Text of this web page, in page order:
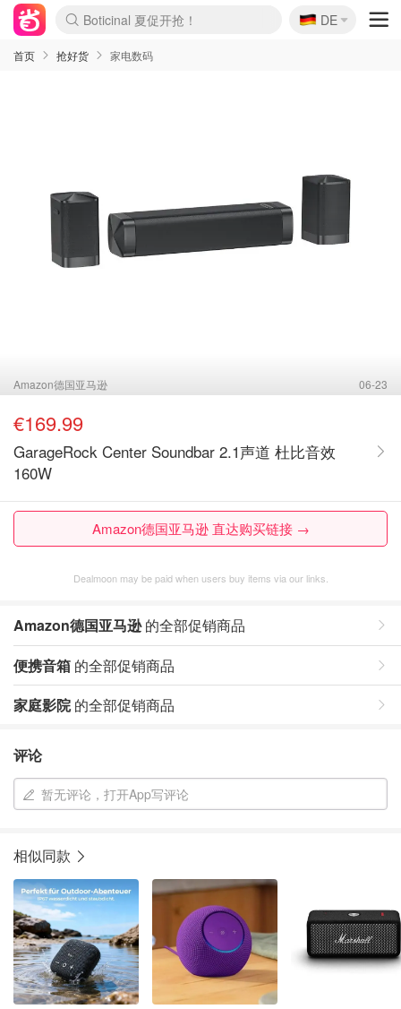
还没结束！&OtherStories大促
Joybuy变相75折 随时失效
速领！Stanley独家85折
疑似霸哥！Camper额外叠85折
Zalando 奥莱闪促！每日更新
Moncler反季囤！5折起+叠9折
Coach Brooklyn仅€192
🇩🇪
DE
首页 抢好货 家电数码
Amazon德国亚马逊 06-23
€169.99
GarageRock Center Soundbar 2.1声道 杜比音效
160W
Amazon德国亚马逊 直达购买链接 →
Dealmoon may be paid when users buy items via our links.
Amazon德国亚马逊的全部促销商品
便携音箱 的全部促销商品
家庭影院的全部促销商品
评论
暂无评论，打开App写评论
相似同款